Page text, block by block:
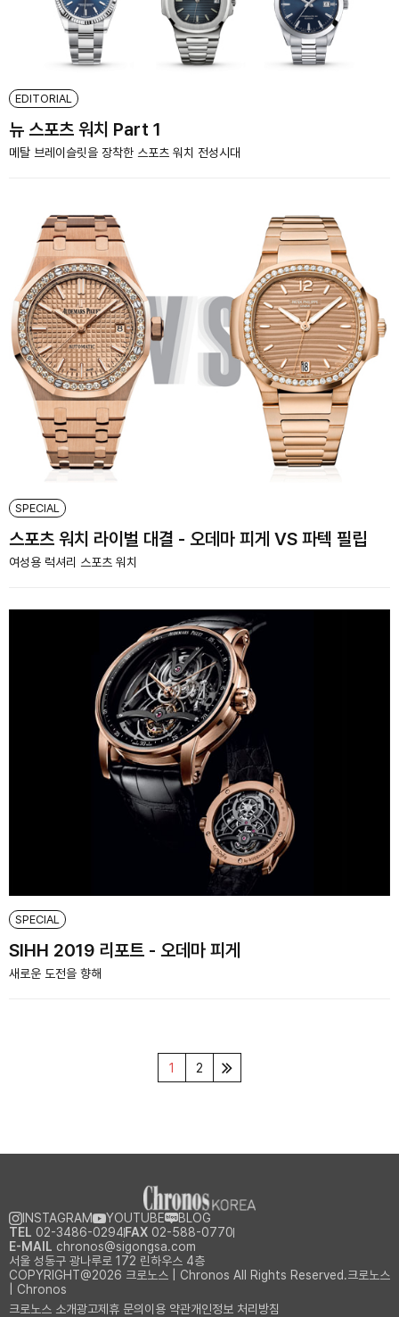
EDITORIAL
뉴 스포츠 워치 Part 1
메탈 브레이슬릿을 장착한 스포츠 워치 전성시대
SPECIAL
스포츠 워치 라이벌 대결 - 오데마 피게 VS 파텍 필립
여성용 럭셔리 스포츠 워치
SPECIAL
SIHH 2019 리포트 - 오데마 피게
새로운 도전을 향해
1 2
크로노스 소개광고제휴 문의 이용 약관개인정보 처리방침
서울 성동구 광나루로 172 린하우스 4층
COPYRIGHT@2026 크로노스 | Chronos All Rights Reserved.크로노스
| Chronos
INSTAGRAM YOUTUBE
BLOG
TEL 02-3486-0294 FAX 02-588-0770
E-MAIL chronos@sigongsa.com